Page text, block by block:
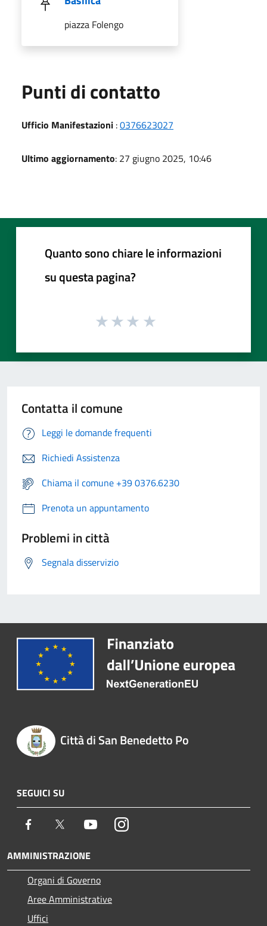
piazza Folengo
Punti di contatto
Ufficio Manifestazioni :0376623027
Ultimo aggiornamento: 27 giugno 2025, 10:46
Quanto sono chiare le informazioni
su questa pagina?
Contatta il comune
Leggi le domande frequenti
Richiedi Assistenza
Chiama il comune +39 0376.6230
Prenota un appuntamento
Problemi in città
Segnala disservizio
Città di San Benedetto Po
SEGUICI SU
Facebook Twitter YoutubeInstagram
AMMINISTRAZIONE
Organi di Governo
Aree Amministrative
Uffici